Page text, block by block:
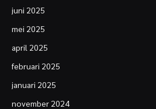
juni 2025
mei 2025
april 2025
februari 2025
januari 2025
november 2024